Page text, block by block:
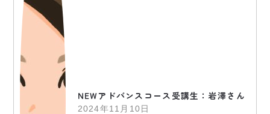
NEWアドバンスコース受講生：岩澤さん
2024年11月10日